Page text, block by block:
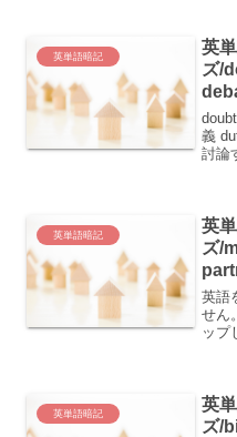
英単語暗記
英
ズ/
義
討論
英単語暗記
英
ズ/
英語
せん
ップ
英単語暗記
英
ズ/